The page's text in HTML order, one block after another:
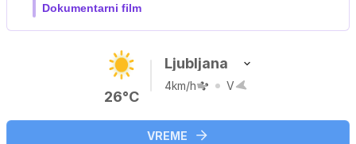
V živo na VOYO: sreda ob 20.30
26°C
Ljubljana
4km/h V
VREME